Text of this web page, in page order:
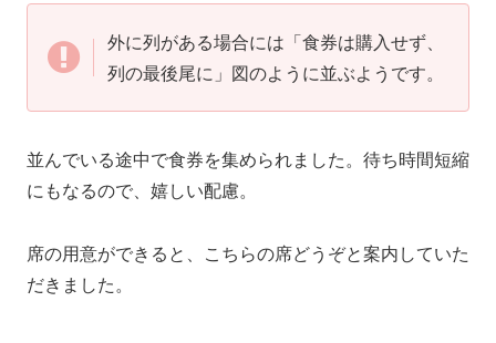
外に列がある場合には「食券は購入せず、
列の最後尾に」図のように並ぶようです。
並んでいる途中で食券を集められました。待ち時間短縮
にもなるので、嬉しい配慮。
席の用意ができると、こちらの席どうぞと案内していた
だきました。